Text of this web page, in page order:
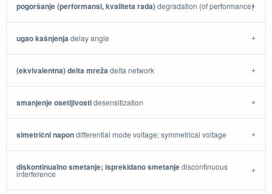
pogoršanje (performansi, kvaliteta rada)degradation (of performance)
ugao kašnjenjadelay angle
(ekvivalentna) delta mrežadelta network
smanjenje osetljivostidesensitization
simetrični napondifferential mode voltage; symmetrical voltage
diskontinualno smetanje; isprekidano smetanjediscontinuous
interference